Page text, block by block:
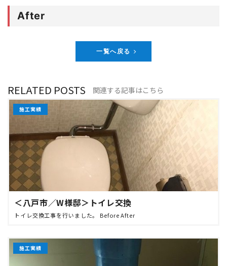
After
一覧へ戻る
RELATED POSTS 関連する記事はこちら
施工実績
＜八戸市／W様邸＞トイレ交換
トイレ交換工事を行いました。 Before After
施工実績